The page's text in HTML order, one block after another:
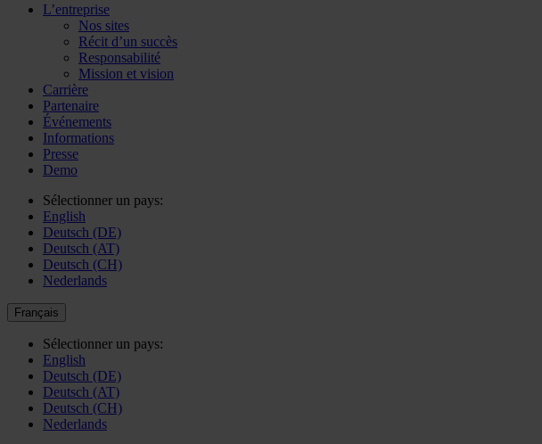
L’entreprise
Nos sites
Récit d’un succès
Responsabilité
Mission et vision
Carrière
Partenaire
Événements
Informations
Presse
Demo
Sélectionner un pays:
English
Deutsch (DE)
Deutsch (AT)
Deutsch (CH)
Nederlands
Français
Sélectionner un pays:
English
Deutsch (DE)
Deutsch (AT)
Deutsch (CH)
Nederlands